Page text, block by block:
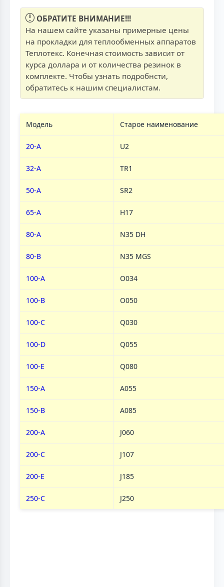
ОБРАТИТЕ ВНИМАНИЕ!!!
На нашем сайте указаны примерные цены
на прокладки для теплообменных аппаратов
Теплотекс. Конечная стоимость зависит от
курса доллара и от количества резинок в
комплекте. Чтобы узнать подробнсти,
обратитесь к нашим специалистам.
Модель Старое наименование
20-А U2
32-А TR1
50-А SR2
65-А H17
80-А N35 DH
80-B N35 MGS
100-А O034
100-B O050
100-C Q030
100-D Q055
100-E Q080
150-А A055
150-B A085
200-А J060
200-C J107
200-E J185
250-C J250